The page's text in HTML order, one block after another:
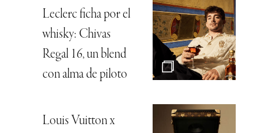
Leclerc ficha por el
whisky: Chivas
Regal 16, un blend
con alma de piloto
Louis Vuitton x